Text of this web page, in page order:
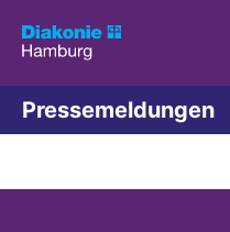
Pressemeldungen